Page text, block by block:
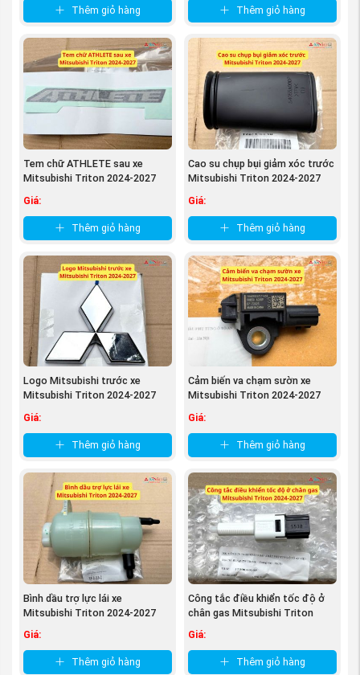
Thêm giỏ hàng Thêm giỏ hàng
Tem chữ ATHLETE sau xe
Mitsubishi Triton 2024-2027
Giá:
Thêm giỏ hàng
Cao su chụp bụi giảm xóc trước
Mitsubishi Triton 2024-2027
Giá:
Thêm giỏ hàng
Logo Mitsubishi trước xe
Mitsubishi Triton 2024-2027
Giá:
Thêm giỏ hàng
Cảm biến va chạm sườn xe
Mitsubishi Triton 2024-2027
Giá:
Thêm giỏ hàng
Bình dầu trợ lực lái xe
Mitsubishi Triton 2024-2027
Giá:
Thêm giỏ hàng
Công tắc điều khiển tốc độ ở
chân gas Mitsubishi Triton
Giá:
Thêm giỏ hàng